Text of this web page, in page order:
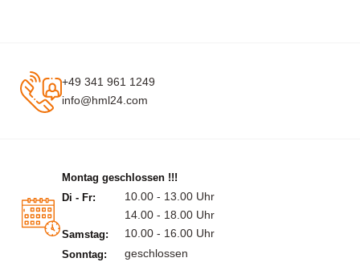
+49 341 961 1249
info@hml24.com
Montag geschlossen !!!
Di - Fr:
10.00 - 13.00 Uhr
14.00 - 18.00 Uhr
Samstag: 10.00 - 16.00 Uhr
Sonntag: geschlossen